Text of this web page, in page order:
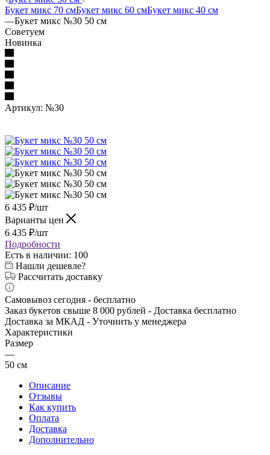
Букет микс 70 смБукет микс 60 смБукет микс 40 см
—Букет микс №30 50 см
Советуем
Новинка
Артикул: №30
6 435 ₽/шт
Варианты цен
6 435 ₽/шт
Подробности
Есть в наличии: 100
Нашли дешевле?
Рассчитать доставку
Самовывоз сегодня - бесплатно
Заказ букетов свыше 8 000 рублей - Доставка бесплатно
Доставка за МКАД - Уточнить у менеджера
Характеристики
Размер
—
50 см
Описание
Отзывы
Как купить
Оплата
Доставка
Дополнительно